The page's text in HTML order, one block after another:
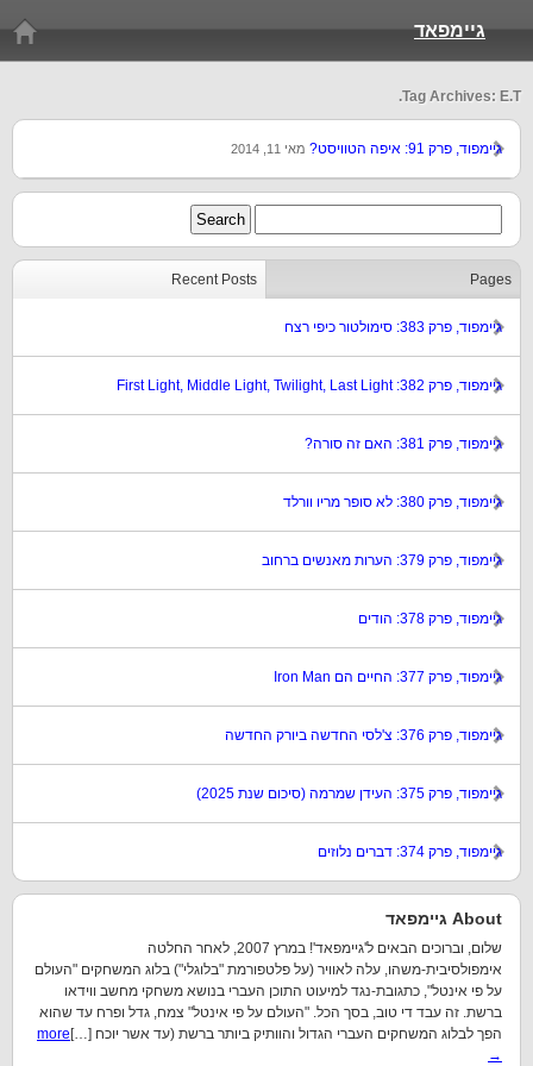
גיימפאד
Tag Archives: E.T.
גיימפוד, פרק 91: איפה הטוויסט? מאי 11, 2014
Recent Posts Pages
גיימפוד, פרק 383: סימולטור כיפי רצח
גיימפוד, פרק 382: First Light, Middle Light, Twilight, Last Light
גיימפוד, פרק 381: האם זה סורה?
גיימפוד, פרק 380: לא סופר מריו וורלד
גיימפוד, פרק 379: הערות מאנשים ברחוב
גיימפוד, פרק 378: הודים
גיימפוד, פרק 377: החיים הם Iron Man
גיימפוד, פרק 376: צ'לסי החדשה ביורק החדשה
גיימפוד, פרק 375: העידן שמרמה (סיכום שנת 2025)
גיימפוד, פרק 374: דברים נלוזים
About גיימפאד
שלום, וברוכים הבאים ל'גיימפאד'! במרץ 2007, לאחר החלטה
אימפולסיבית-משהו, עלה לאוויר (על פלטפורמת "בלוגלי") בלוג המשחקים "העולם
על פי אינטל", כתגובת-נגד למיעוט התוכן העברי בנושא משחקי מחשב ווידאו
ברשת. זה עבד די טוב, בסך הכל. "העולם על פי אינטל" צמח, גדל ופרח עד שהוא
הפך לבלוג המשחקים העברי הגדול והוותיק ביותר ברשת (עד אשר יוכח […] more
→